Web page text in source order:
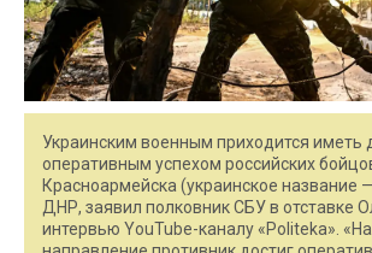
Украинским военным приходится иметь
оперативным успехом российских
Красноармейска (украинское название
ДНР, заявил полковник СБУ в отставке
интервью YouTube-каналу «Politeka».